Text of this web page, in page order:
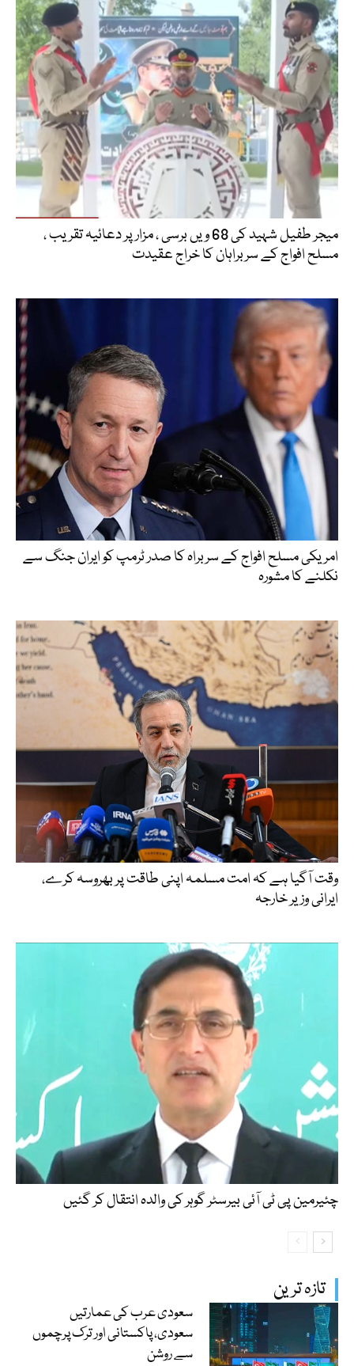
تازہ ترین
سعودی عرب کی عمارتیں
سعودی، پاکستانی اور ترک پرچموں
سے روشن
میجر طفیل شہید کی 68 ویں برسی ، مزار پر دعائیہ تقریب ،
مسلح افواج کے سربراہان کا خراج عقیدت
امریکی مسلح افواج کے سربراہ کا صدر ٹرمپ کو ایران جنگ سے
نکلنے کا مشورہ
وقت آگیا ہے کہ امت مسلمہ اپنی طاقت پر بھروسہ کرے،
ایرانی وزیر خارجہ
چئیرمین پی ٹی آئی بیرسٹر گوہر کی والدہ انتقال کر گئیں